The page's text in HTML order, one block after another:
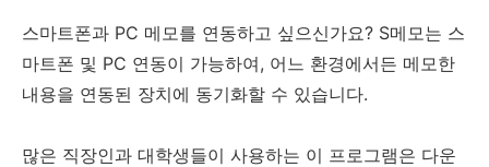
스마트폰과 PC 메모를 연동하고 싶으신가요? S메모는 스
마트폰 및 PC 연동이 가능하여, 어느 환경에서든 메모한
내용을 연동된 장치에 동기화할 수 있습니다.
많은 직장인과 대학생들이 사용하는 이 프로그램은 다운